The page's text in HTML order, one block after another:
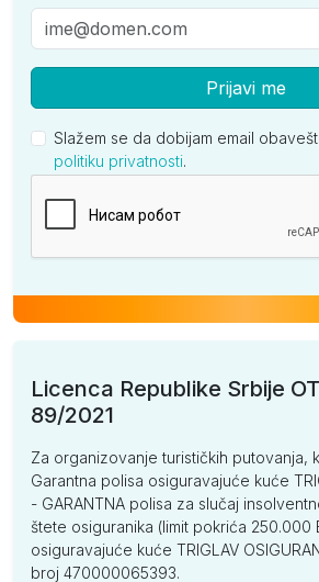
Prijavi me
Slažem se da dobijam email
politiku privatnosti.
Licenca Republike Srbije
89/2021
Za organizovanje turističkih putovanja,
Garantna polisa osiguravajuće kuće
- GARANTNA polisa za slučaj
štete osiguranika (limit pokrića 250.000
osiguravajuće kuće TRIGLAV
broj 470000065393.